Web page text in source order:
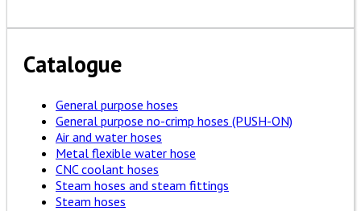
Catalogue
General purpose hoses
General purpose no-crimp hoses (PUSH-ON)
Air and water hoses
Metal flexible water hose
CNC coolant hoses
Steam hoses and steam fittings
Steam hoses